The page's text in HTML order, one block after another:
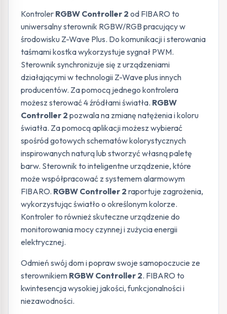
Kontroler RGBW Controller 2 od FIBARO to
uniwersalny sterownik RGBW/RGB pracujący w
środowisku Z-Wave Plus. Do komunikacji i sterowania
taśmami kostka wykorzystuje sygnał PWM.
Sterownik synchronizuje się z urządzeniami
działającymi w technologii Z-Wave plus innych
producentów. Za pomocą jednego kontrolera
możesz sterować 4 źródłami światła. RGBW
Controller 2 pozwala na zmianę natężenia i koloru
światła. Za pomocą aplikacji możesz wybierać
spośród gotowych schematów kolorystycznych
inspirowanych naturą lub stworzyć własną paletę
barw. Sterownik to inteligentne urządzenie, które
może współpracować z systemem alarmowym
FIBARO. RGBW Controller 2 raportuje zagrożenia,
wykorzystując światło o określonym kolorze.
Kontroler to również skuteczne urządzenie do
monitorowania mocy czynnej i zużycia energii
elektrycznej.
Odmień swój dom i popraw swoje samopoczucie ze
sterownikiem RGBW Controller 2. FIBARO to
kwintesencja wysokiej jakości, funkcjonalności i
niezawodności.